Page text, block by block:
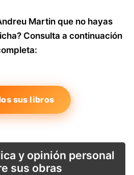
Martin que no hayas
Consulta a continuación
sus libros
y opinión personal
sus obras